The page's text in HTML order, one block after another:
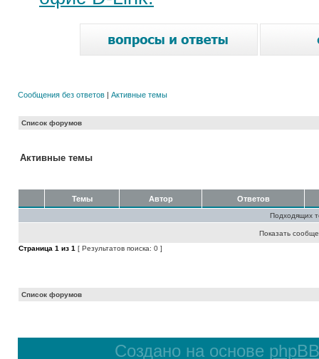
Сообщения без ответов | Активные темы
Список форумов
Активные темы
Темы Автор Ответов
Подходящих
Показать
Страница 1 из 1 [ Результатов поиска: 0 ]
Список форумов
Создано на основе phpBB